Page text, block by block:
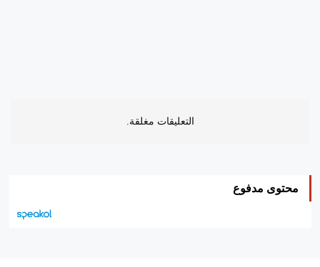
التعليقات مغلقة.
محتوى مدفوع